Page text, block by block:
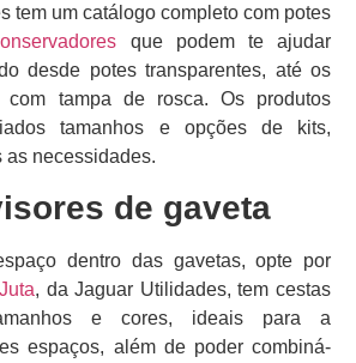
tem um catálogo completo com potes
que podem te ajudar
desde potes transparentes, até os
tampa de rosca. Os produtos
tamanhos e opções de kits,
as necessidades.
de gaveta
dentro das gavetas, opte por
, da Jaguar Utilidades, tem cestas
e cores, ideais para a
espaços, além de poder combiná-